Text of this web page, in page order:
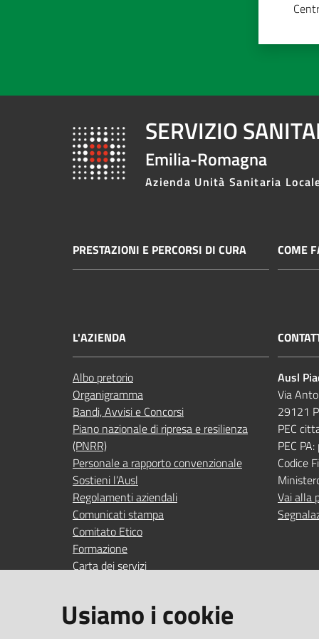
SERVIZIO
Emilia-Romagna
Azienda Unità Sanitaria
PRESTAZIONI E PERCORSI DI CURA COME
L'AZIENDA
Albo pretorio
Organigramma
Bandi, Avvisi e Concorsi
Piano nazionale di ripresa e resilienza
(PNRR)
Personale a rapporto convenzionale
Sostieni l’Ausl
Regolamenti aziendali
Comunicati stampa
Comitato Etico
Formazione
Carta dei servizi
Ausl
Via
29121
PEC
PEC PA:
Codice
Vai alla
SEGUICI SU
Usiamo i cookie